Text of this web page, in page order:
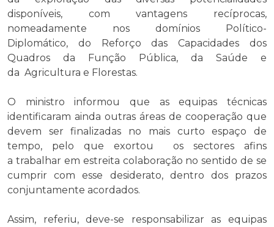
disponíveis, com vantagens recíprocas,
nomeadamente nos domínios Político-
Diplomático, do Reforço das Capacidades dos
Quadros da Função Pública, da Saúde e
da Agricultura e Florestas.
O ministro informou que as equipas técnicas
identificaram ainda outras áreas de cooperação que
devem ser finalizadas no mais curto espaço de
tempo, pelo que exortou os sectores afins
a trabalhar em estreita colaboração no sentido de se
cumprir com esse desiderato, dentro dos prazos
conjuntamente acordados.
Assim, referiu, deve-se responsabilizar as equipas